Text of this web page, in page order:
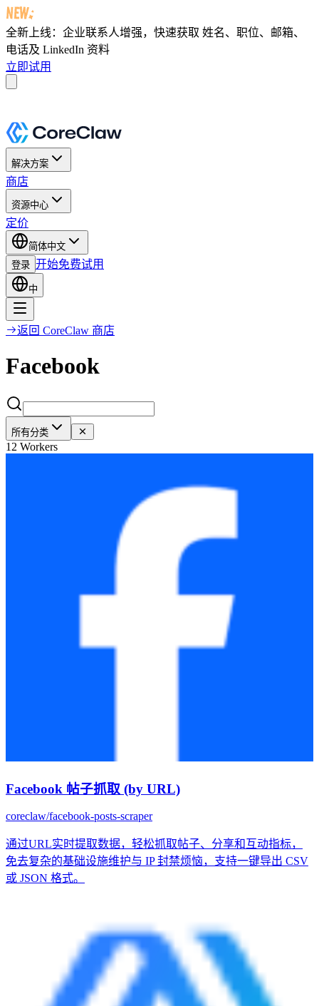
全新上线：企业联系人增强，快速获取 姓名、职位、邮箱、
电话及 LinkedIn 资料
立即试用
解决方案
商店
资源中心
定价
简体中文
登录 开始免费试用
中
返回 CoreClaw 商店
Facebook
所有分类
12 Workers
Facebook 帖子抓取 (by URL)
coreclaw/facebook-posts-scraper
通过URL实时提取数据，轻松抓取帖子、分享和互动指标，
免去复杂的基础设施维护与 IP 封禁烦恼，支持一键导出 CSV
或 JSON 格式。